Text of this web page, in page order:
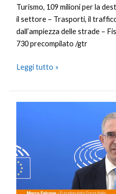
Turismo, 109 milioni per la
il settore – Trasporti, il
dall’ampiezza delle strade –
730 precompilato /gtr
Leggi tutto »
strumento
di
affermazione
della